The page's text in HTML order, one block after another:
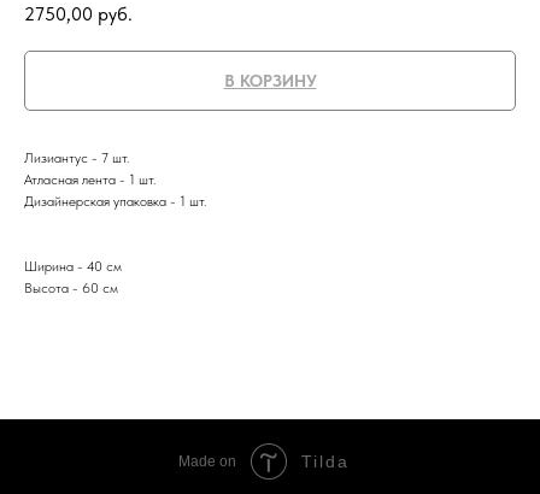
2750,00 руб.
В КОРЗИНУ
Лизиантус - 7 шт.
Атласная лента - 1 шт.
Дизайнерская упаковка - 1 шт.
Ширина - 40 см
Высота - 60 см
Made on Tilda